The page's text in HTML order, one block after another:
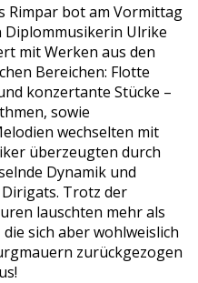
Rimpar bot am Vormittag
Diplommusikerin Ulrike
mit Werken aus den
Bereichen: Flotte
konzertante Stücke –
sowie
wechselten mit
überzeugten durch
Dynamik und
Trotz der
lauschten mehr als
sich aber wohlweislich
zurückgezogen